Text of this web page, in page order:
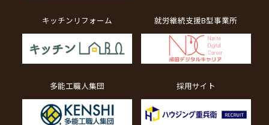
キッチンリフォーム 就労継続支援B型事業所
多能工職人集団 採用サイト